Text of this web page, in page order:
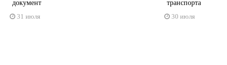
документ
31 июля
транспорта
30 июля